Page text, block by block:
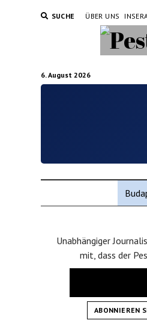
SUCHE ÜBER UNS
6. August 2026
Unabhängiger
mit, dass der
ABONNIEREN